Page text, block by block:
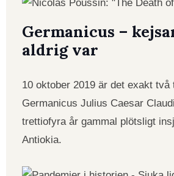
Germanicus –
aldrig var
10 oktober 2019 är det exakt två
Germanicus Julius Caesar
trettiofyra år gammal plötsligt
Antiokia.